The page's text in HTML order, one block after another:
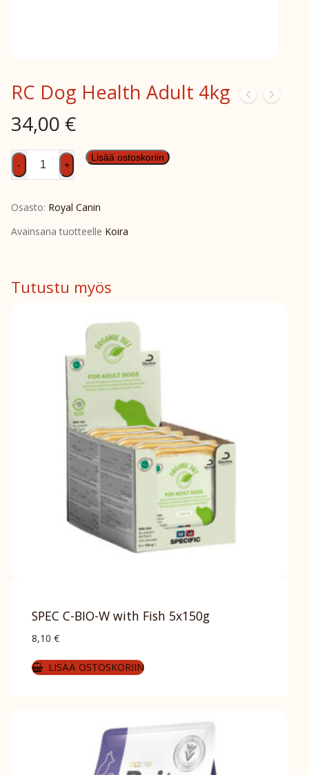
RC Dog Health Adult 4kg
34,00 €
RC
Dog
Adult
4kg
- +
Lisää ostoskoriin
Osasto: Royal Canin
Avainsana tuotteelle Koira
Tutustu myös
SPEC C-BIO-W with Fish 5x150g
8,10 €
LISÄÄ OSTOSKORIIN